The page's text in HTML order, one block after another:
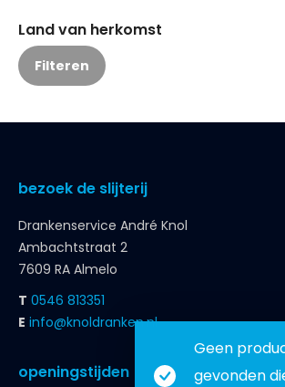
Geen
gevonden
Land van herkomst
Filteren
bezoek de slijterij
Drankenservice André Knol
Ambachtstraat 2
7609 RA Almelo
T 0546 813351
E info@knoldranken.nl
openingstijden